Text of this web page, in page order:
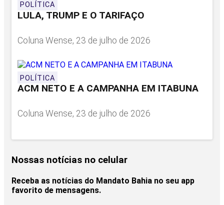
POLÍTICA
LULA, TRUMP E O TARIFAÇO
Coluna Wense, 23 de julho de 2026
POLÍTICA
ACM NETO E A CAMPANHA EM ITABUNA
Coluna Wense, 23 de julho de 2026
Nossas notícias no celular
Receba as notícias do Mandato Bahia no seu app
favorito de mensagens.